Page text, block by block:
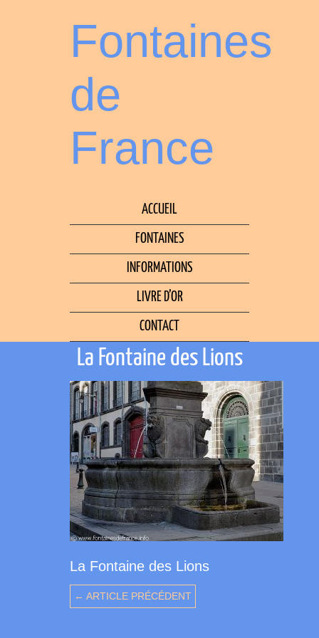
Fontaines
de
France
ACCUEIL
FONTAINES
INFORMATIONS
LIVRE D’OR
CONTACT
La Fontaine des Lions
La Fontaine des Lions
← ARTICLE PRÉCÉDENT